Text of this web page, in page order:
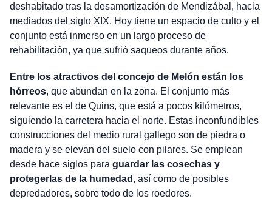
deshabitado tras la desamortización de Mendizábal, hacia
mediados del siglo XIX. Hoy tiene un espacio de culto y el
conjunto está inmerso en un largo proceso de
rehabilitación, ya que sufrió saqueos durante años.
Entre los atractivos del concejo de Melón están los
hórreos, que abundan en la zona. El conjunto más
relevante es el de Quins, que está a pocos kilómetros,
siguiendo la carretera hacia el norte. Estas inconfundibles
construcciones del medio rural gallego son de piedra o
madera y se elevan del suelo con pilares. Se emplean
desde hace siglos para guardar las cosechas y
protegerlas de la humedad , así como de posibles
depredadores, sobre todo de los roedores.